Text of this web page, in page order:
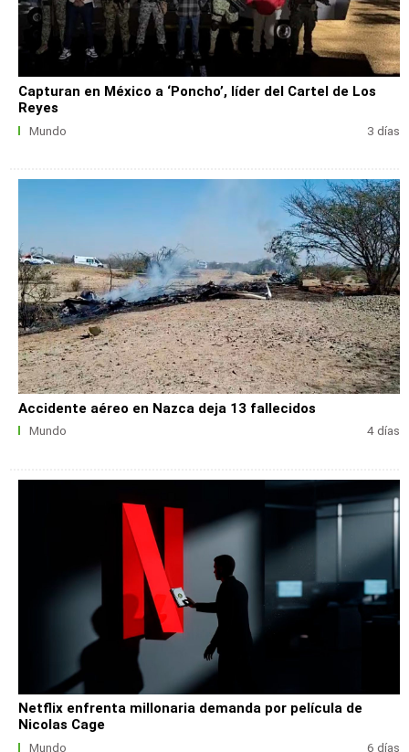
Capturan en México a ‘Poncho’, líder del Cartel de Los
Reyes
Mundo 3 días
Accidente aéreo en Nazca deja 13 fallecidos
Mundo 4 días
Netflix enfrenta millonaria demanda por película de
Nicolas Cage
Mundo 6 días